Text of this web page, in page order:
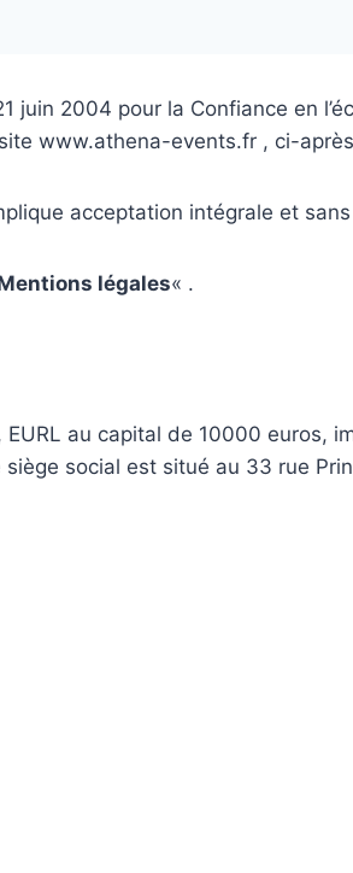
2004 pour la Confiance en
www.athena-events.fr , ci-
acceptation intégrale et
légales« .
au capital de 10000 euros,
siège social est situé au 33 rue